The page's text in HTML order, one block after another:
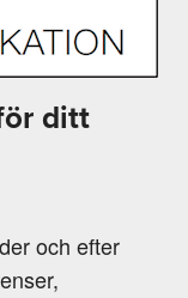
ditt
och efter